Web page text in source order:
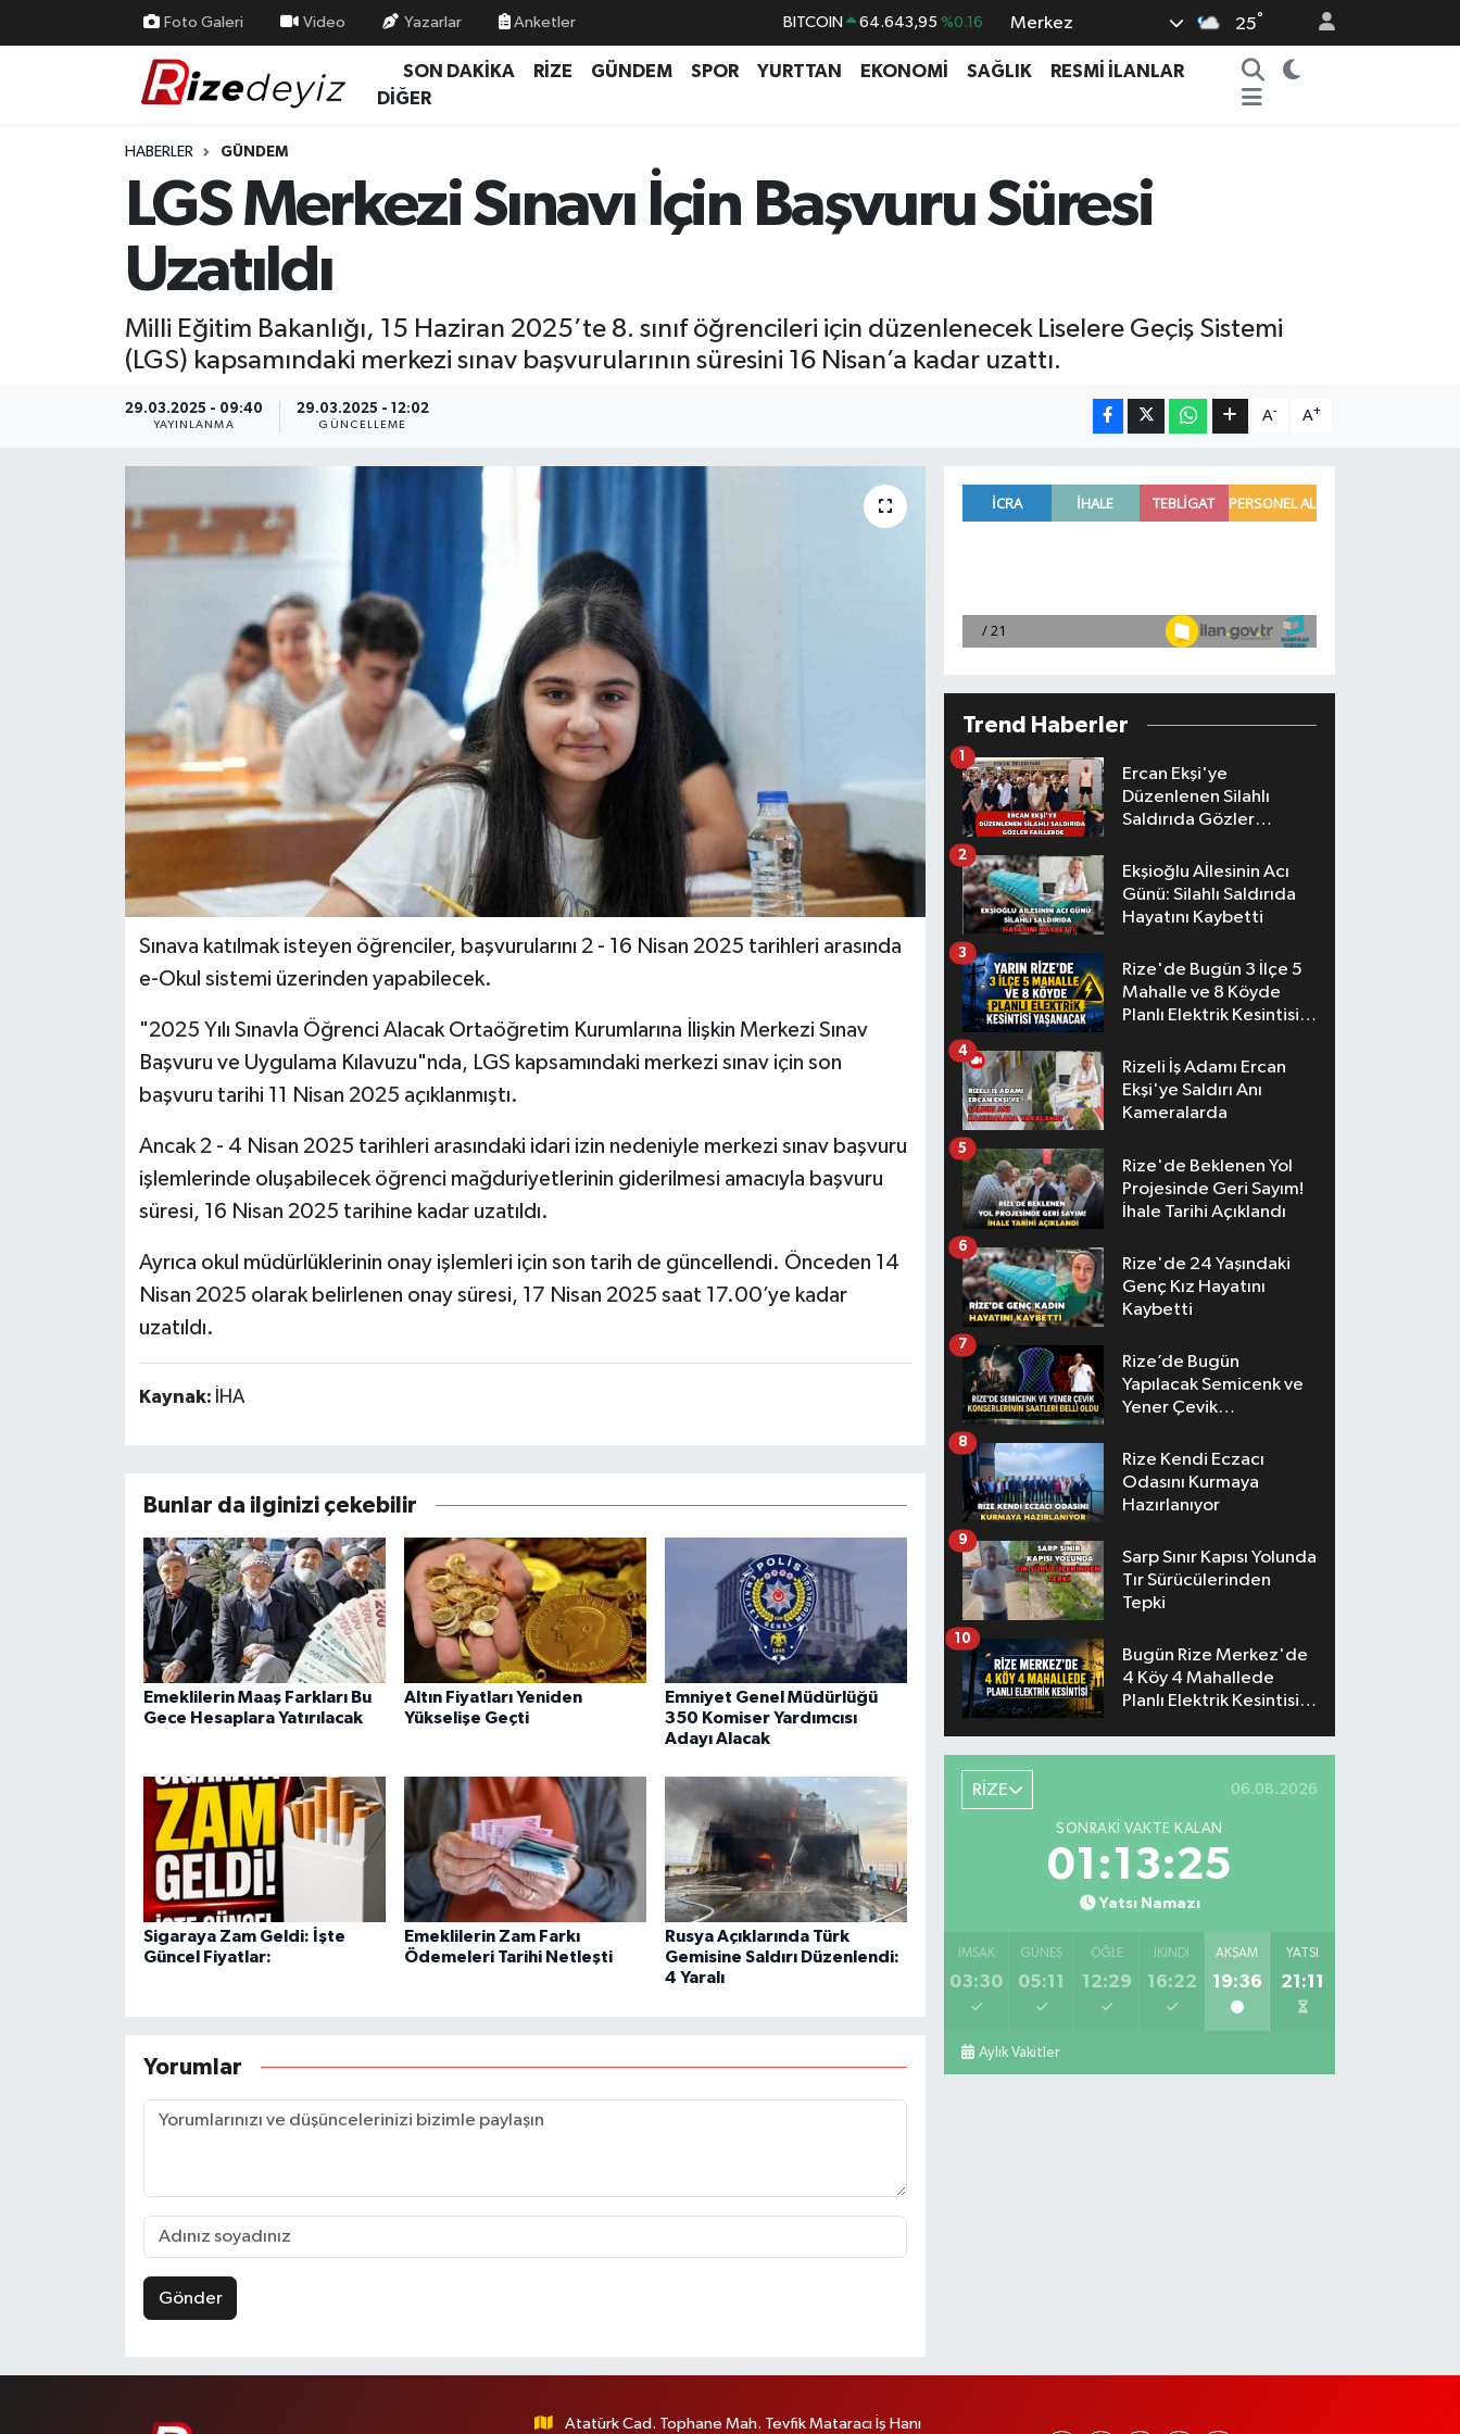
Foto Galeri Video Yazarlar Anketler BITCOIN 64.643,95 %0.16
DOLAR 47,6006 %0.06
GRAM ALTIN
BİST100 13.799 %70
Merkez 25°
SON DAKİKA RİZE GÜNDEM SPOR YURTTAN EKONOMİ SAĞLIK
RESMİ İLANLAR
DİĞER
HABERLER GÜNDEM
LGS Merkezi Sınavı İçin Başvuru Süresi
Uzatıldı
Milli Eğitim Bakanlığı, 15 Haziran 2025’te 8. sınıf öğrencileri için düzenlenecek Liselere Geçiş Sistemi
(LGS) kapsamındaki merkezi sınav başvurularının süresini 16 Nisan’a kadar uzattı.
29.03.2025 - 09:40
YAYINLANMA
29.03.2025 - 12:02
GÜNCELLEME
A- A+
Sınava katılmak isteyen öğrenciler, başvurularını 2 - 16 Nisan 2025 tarihleri arasında
e-Okul sistemi üzerinden yapabilecek.
"2025 Yılı Sınavla Öğrenci Alacak Ortaöğretim Kurumlarına İlişkin Merkezi Sınav
Başvuru ve Uygulama Kılavuzu"nda, LGS kapsamındaki merkezi sınav için son
başvuru tarihi 11 Nisan 2025 açıklanmıştı.
Ancak 2 - 4 Nisan 2025 tarihleri arasındaki idari izin nedeniyle merkezi sınav başvuru
işlemlerinde oluşabilecek öğrenci mağduriyetlerinin giderilmesi amacıyla başvuru
süresi, 16 Nisan 2025 tarihine kadar uzatıldı.
Ayrıca okul müdürlüklerinin onay işlemleri için son tarih de güncellendi. Önceden 14
Nisan 2025 olarak belirlenen onay süresi, 17 Nisan 2025 saat 17.00’ye kadar
uzatıldı.
Kaynak: İHA
Bunlar da ilginizi çekebilir
Emeklilerin Maaş Farkları Bu
Gece Hesaplara Yatırılacak
Altın Fiyatları Yeniden
Yükselişe Geçti
Emniyet Genel Müdürlüğü
350 Komiser Yardımcısı
Adayı Alacak
Sigaraya Zam Geldi: İşte
Güncel Fiyatlar:
Emeklilerin Zam Farkı
Ödemeleri Tarihi Netleşti
Rusya Açıklarında Türk
Gemisine Saldırı Düzenlendi:
4 Yaralı
Yorumlar
Gönder
Trend Haberler
Ercan Ekşi'ye
Düzenlenen Silahlı
Saldırıda Gözler
1
Ekşioğlu Aİlesinin Acı
Günü: Silahlı Saldırıda
Hayatını Kaybetti
2
Rize'de Bugün 3 İlçe 5
Mahalle ve 8 Köyde
Planlı Elektrik Kesintisi
3
Rizeli İş Adamı Ercan
Ekşi'ye Saldırı Anı
Kameralarda
4
Rize'de Beklenen Yol
Projesinde Geri Sayım!
İhale Tarihi Açıklandı
5
Rize'de 24 Yaşındaki
Genç Kız Hayatını
Kaybetti
6
Rize’de Bugün
Yapılacak Semicenk ve
Yener Çevik
Belli Oldu
7
Rize Kendi Eczacı
Odasını Kurmaya
Hazırlanıyor
8
Sarp Sınır Kapısı Yolunda
Tır Sürücülerinden
Tepki
9
Bugün Rize Merkez'de
4 Köy 4 Mahallede
Planlı Elektrik Kesintisi
10
RİZE 06.08.2026
SONRAKI VAKTE KALAN
01:13:24
Yatsı Namazı
İMSAK
03:30
GÜNEŞ
05:11
ÖĞLE
12:29
İKINDI
16:22
AKŞAM
19:36
YATSI
21:11
Aylık Vakitler
Atatürk Cad. Tophane Mah. Tevfik Mataracı İş Hanı
Yurttan Haberler
Ekonomi
Rize Nöbetçi Eczaneler
Rize Trafik Yoğunluk Haritası
Süper Lig Puan Durumu ve Fikstür
Son Dakika Haberleri
Haber Arşivi